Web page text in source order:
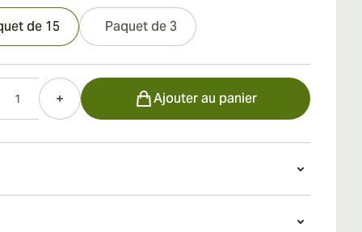
de 15 Paquet de 3
Ajouter au panier
y Julieta Short Churchills Tubos sont conçus